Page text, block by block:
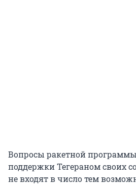
Вопросы ракетной
поддержки Тегераном своих
не входят в число тем